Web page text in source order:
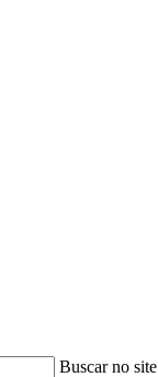
Buscar no site